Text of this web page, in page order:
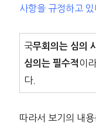
사항을 규정하고 있
국무회의는 심의
심의는 필수적 이
다.
따라서 보기의 내용